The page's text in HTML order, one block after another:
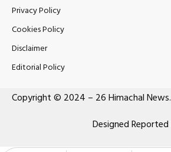
Privacy Policy
Cookies Policy
Disclaimer
Editorial Policy
Copyright © 2024 – 26 Himachal
Designed